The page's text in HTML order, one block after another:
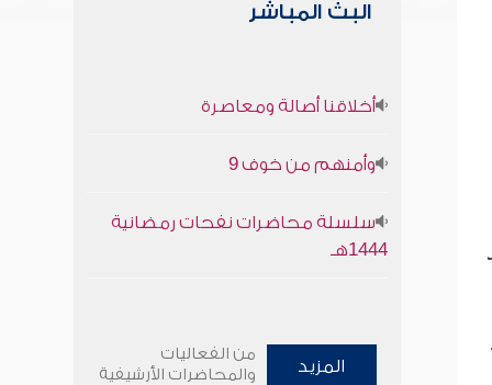
البث المباشر
أخلاقنا أصالة ومعاصرة
وأمنهم من خوف 9
سلسلة محاضرات نفحات رمضانية
1444هـ
المزيد
من الفعاليات
والمحاضرات الأرشيفية